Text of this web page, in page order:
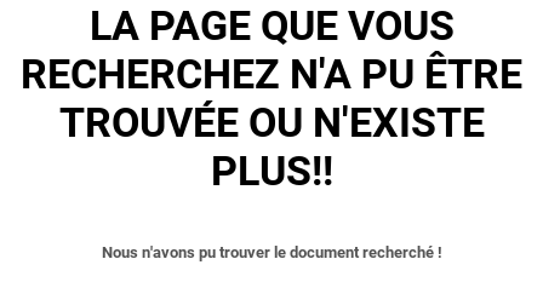
LA PAGE QUE VOUS
RECHERCHEZ N'A PU ÊTRE
TROUVÉE OU N'EXISTE
PLUS!!
Nous n'avons pu trouver le document recherché !